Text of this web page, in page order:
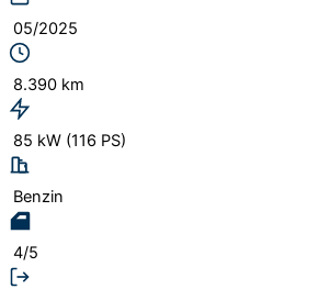
05/2025
8.390 km
85 kW (116 PS)
Benzin
4/5